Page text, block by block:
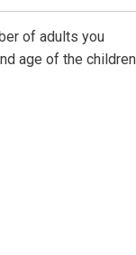
of adults you
age of the children